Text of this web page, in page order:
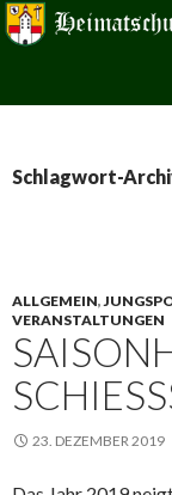
Schlagwort-
ALLGEMEIN,
VERANSTALTUNGEN
23. DEZEMBER 2019